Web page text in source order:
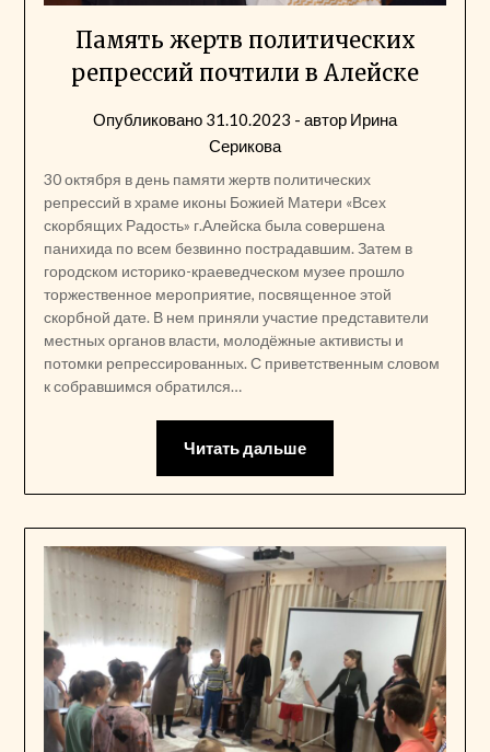
Память жертв политических
репрессий почтили в Алейске
Опубликовано 31.10.2023 - автор Ирина
Серикова
30 октября в день памяти жертв политических
репрессий в храме иконы Божией Матери «Всех
скорбящих Радость» г.Алейска была совершена
панихида по всем безвинно пострадавшим. Затем в
городском историко-краеведческом музее прошло
торжественное мероприятие, посвященное этой
скорбной дате. В нем приняли участие представители
местных органов власти, молодёжные активисты и
потомки репрессированных. С приветственным словом
к собравшимся обратился…
Читать дальше